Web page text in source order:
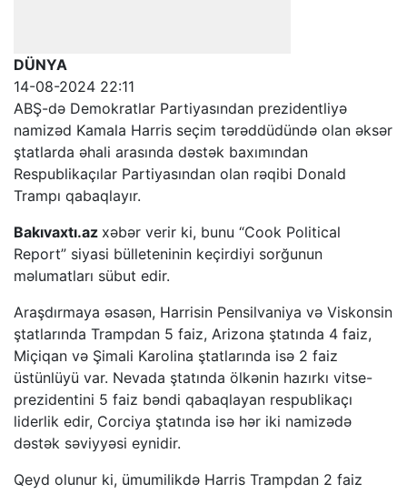
DÜNYA
14-08-2024 22:11
ABŞ-də Demokratlar Partiyasından prezidentliyə
namizəd Kamala Harris seçim tərəddüdündə olan əksər
ştatlarda əhali arasında dəstək baxımından
Respublikaçılar Partiyasından olan rəqibi Donald
Trampı qabaqlayır.
Bakıvaxtı.az xəbər verir ki, bunu “Cook Political
Report” siyasi bülleteninin keçirdiyi sorğunun
məlumatları sübut edir.
Araşdırmaya əsasən, Harrisin Pensilvaniya və Viskonsin
ştatlarında Trampdan 5 faiz, Arizona ştatında 4 faiz,
Miçiqan və Şimali Karolina ştatlarında isə 2 faiz
üstünlüyü var. Nevada ştatında ölkənin hazırkı vitse-
prezidentini 5 faiz bəndi qabaqlayan respublikaçı
liderlik edir, Corciya ştatında isə hər iki namizədə
dəstək səviyyəsi eynidir.
Qeyd olunur ki, ümumilikdə Harris Trampdan 2 faiz